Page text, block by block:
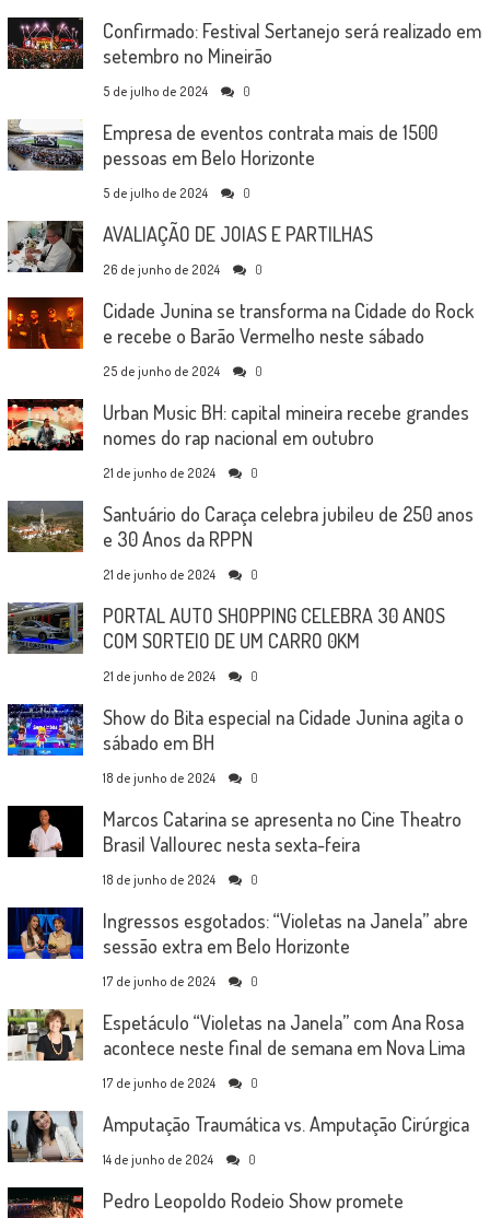
Confirmado: Festival Sertanejo será realizado em
setembro no Mineirão
5 de julho de 2024 0
Empresa de eventos contrata mais de 1500
pessoas em Belo Horizonte
5 de julho de 2024 0
AVALIAÇÃO DE JOIAS E PARTILHAS
26 de junho de 2024 0
Cidade Junina se transforma na Cidade do Rock
e recebe o Barão Vermelho neste sábado
25 de junho de 2024 0
Urban Music BH: capital mineira recebe grandes
nomes do rap nacional em outubro
21 de junho de 2024 0
Santuário do Caraça celebra jubileu de 250 anos
e 30 Anos da RPPN
21 de junho de 2024 0
PORTAL AUTO SHOPPING CELEBRA 30 ANOS
COM SORTEIO DE UM CARRO 0KM
21 de junho de 2024 0
Show do Bita especial na Cidade Junina agita o
sábado em BH
18 de junho de 2024 0
Marcos Catarina se apresenta no Cine Theatro
Brasil Vallourec nesta sexta-feira
18 de junho de 2024 0
Ingressos esgotados: “Violetas na Janela” abre
sessão extra em Belo Horizonte
17 de junho de 2024 0
Espetáculo “Violetas na Janela” com Ana Rosa
acontece neste final de semana em Nova Lima
17 de junho de 2024 0
Amputação Traumática vs. Amputação Cirúrgica
14 de junho de 2024 0
Pedro Leopoldo Rodeio Show promete